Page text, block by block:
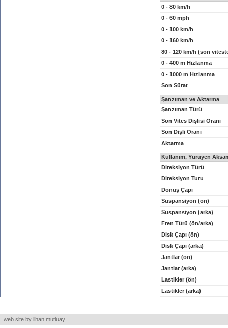
0 - 80 km/h
0 - 60 mph
0 - 100 km/h
0 - 160 km/h
80 - 120 km/h (son
0 - 400 m Hızlanma
0 - 1000 m Hızlanma
Son Sürat
Şanzıman ve Aktarma
Şanzıman Türü
Son Vites Dişlisi Oranı
Son Dişli Oranı
Aktarma
Kullanım, Yürüyen
Direksiyon Türü
Direksiyon Turu
Dönüş Çapı
Süspansiyon (ön)
Süspansiyon (arka)
Fren Türü (ön/arka)
Disk Çapı (ön)
Disk Çapı (arka)
Jantlar (ön)
Jantlar (arka)
Lastikler (ön)
Lastikler (arka)
web site by ilhan mutluay